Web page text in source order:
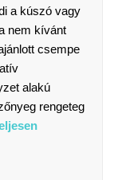
a kúszó vagy
nem kívánt
csempe
alakú
rengeteg